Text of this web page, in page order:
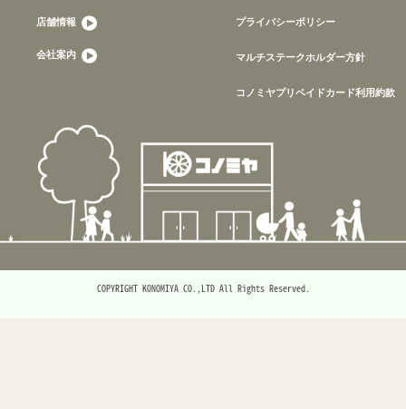
店舗情報
会社案内
プライバシーポリシー
マルチステークホルダー方針
コノミヤプリペイドカード利用約款
COPYRIGHT KONOMIYA CO.,LTD All Rights Reserved.